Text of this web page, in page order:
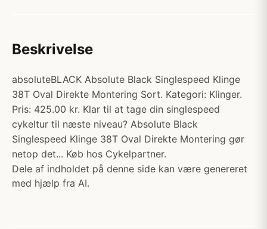
Beskrivelse
absoluteBLACK Absolute Black Singlespeed Klinge
38T Oval Direkte Montering Sort. Kategori: Klinger.
Pris: 425.00 kr. Klar til at tage din singlespeed
cykeltur til næste niveau? Absolute Black
Singlespeed Klinge 38T Oval Direkte Montering gør
netop det... Køb hos Cykelpartner.
Dele af indholdet på denne side kan være genereret
med hjælp fra AI.